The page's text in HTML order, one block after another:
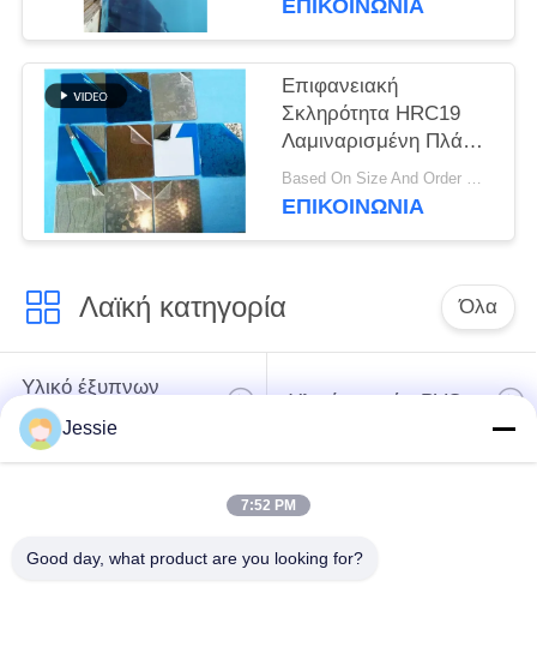
έξυπνων καρτών
ΕΠΙΚΟΙΝΩΝΙΑ
Επιφανειακή
Σκληρότητα HRC19
Λαμιναρισμένη Πλάκα
Χάλυβα Ανοξείδωτου
Χάλυβα 430BA Για
Based On Size And Order Qty MOQ:100 Pcs
ΕΠΙΚΟΙΝΩΝΙΑ
Λαϊκή κατηγορία Όλα
Υλικό έξυπνων
καρτών
Υλικό καρτών PVC
εκτύπωσης
Jessie
7:52 PM
Good day, what product are you looking for?